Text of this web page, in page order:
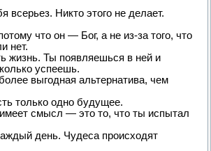
всерьез. Никто этого не делает.
что он — Бог, а не из-за того, что
нет.
жизнь. Ты появляешься в ней и
успеешь.
выгодная альтернатива, чем
только одно будущее.
имеет смысл — это то, что ты испытал
день. Чудеса происходят